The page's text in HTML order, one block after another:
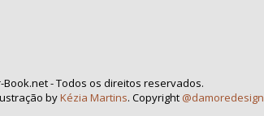
Book.net - Todos os direitos reservados.
byKézia Martins. Copyright @damoredesign